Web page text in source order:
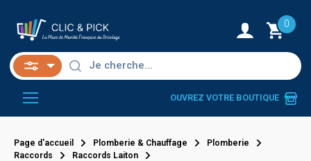
0
OUVREZ VOTRE BOUTIQUE
Page d'accueil Plomberie & Chauffage
Plomberie
Raccords
Raccords Laiton